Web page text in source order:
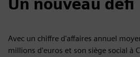
Avec un chiffre d'affaires annuel
millions d'euros et son siège social à